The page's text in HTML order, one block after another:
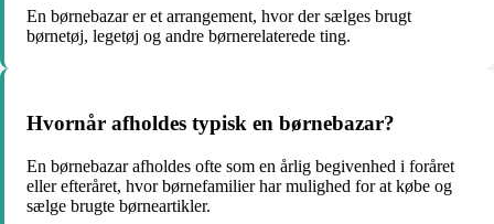
En børnebazar er et arrangement, hvor der sælges brugt
børnetøj, legetøj og andre børnerelaterede ting.
Hvornår afholdes typisk en børnebazar?
En børnebazar afholdes ofte som en årlig begivenhed i foråret
eller efteråret, hvor børnefamilier har mulighed for at købe og
sælge brugte børneartikler.